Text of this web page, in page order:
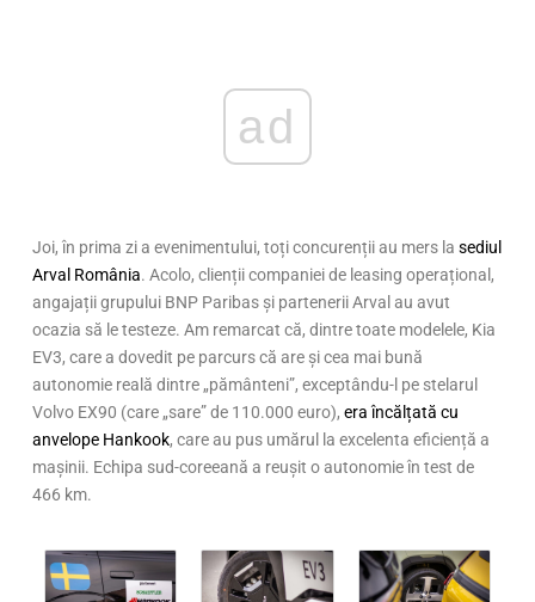
ad
Joi, în prima zi a evenimentului, toți concurenții au mers lasediul
Arval România. Acolo, clienții companiei de leasing operațional,
angajații grupului BNP Paribas și partenerii Arval au avut
ocazia să le testeze. Am remarcat că, dintre toate modelele, Kia
EV3, care a dovedit pe parcurs că are și cea mai bună
autonomie reală dintre „pământeni”, exceptându-l pe stelarul
Volvo EX90 (care „sare” de 110.000 euro),era încălțată cu
anvelope Hankook, care au pus umărul la excelenta eficiență a
mașinii. Echipa sud-coreeană a reușit o autonomie în test de
466 km.